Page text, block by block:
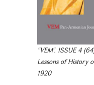
"VEM". ISSUE 4
Lessons of History
1920